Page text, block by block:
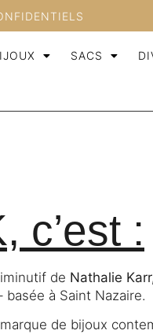
SACS
c’est :
de Nathalie
basée à Saint Nazaire.
de bijoux